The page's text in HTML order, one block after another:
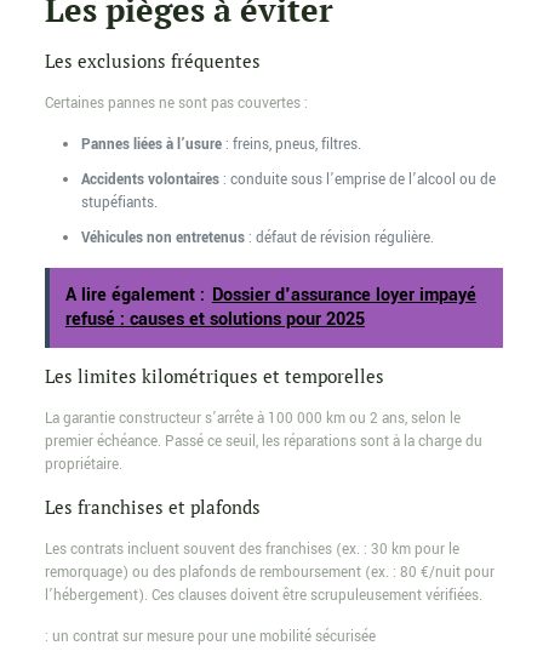
Les pièges à éviter
Les exclusions fréquentes
Certaines pannes ne sont pas couvertes :
Pannes liées à l’usure: freins, pneus, filtres.
Accidents volontaires: conduite sous l’emprise de l’alcool ou de
stupéfiants.
Véhicules non entretenus: défaut de révision régulière.
A lire également : Dossier d'assurance loyer impayé
refusé : causes et solutions pour 2025
Les limites kilométriques et temporelles
La garantie constructeur s’arrête à 100 000 km ou 2 ans, selon le
premier échéance. Passé ce seuil, les réparations sont à la charge du
propriétaire.
Les franchises et plafonds
Les contrats incluent souvent des franchises (ex. : 30 km pour le
remorquage) ou des plafonds de remboursement (ex. : 80 €/nuit pour
l’hébergement). Ces clauses doivent être scrupuleusement vérifiées.
: un contrat sur mesure pour une mobilité sécurisée